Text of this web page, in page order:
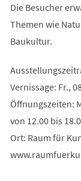
Die Besucher
Themen wie
Baukultur.
Vernissage: Fr.,
Öffnungszeiten:
von 12.00 bis
Ort: Raum für